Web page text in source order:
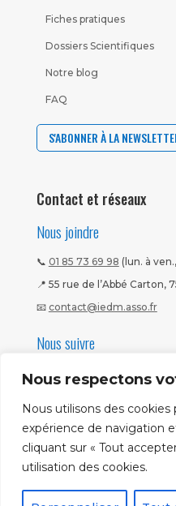
Nous respectons
Nous utilisons des
expérience de navigation
cliquant sur « Tout
utilisation des cookies.
Fiches pratiques
Dossiers Scientifiques
Notre blog
FAQ
S'ABONNER À LA
Contact et réseaux
Nous joindre
📞 01 85 73 69 98 (lun. à
📍 55 rue de l’Abbé Carton,
📧 contact@iedm.asso.fr
Nous suivre
Mentions légales |CGV